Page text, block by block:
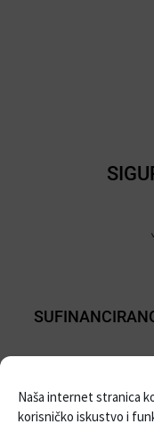
Naša internet stranica
korisničko iskustvo i